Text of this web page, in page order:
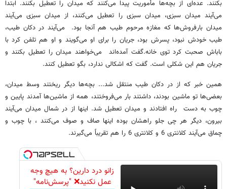
بکنند. عده‌ای از بچه‌‌ها مأموریت پیدا می‌کنند که میدان را تعطیل بکنند. ابتدا
می‌آیند میدان سبزی، میدان سبزی را تعطیل می‌کنند، از میدان سبزی می‌آیند
میدان بارفروش‌ها که مغازه مرحوم طیب هم آنجا بود. می‌آیند در دکان طیب،
طیب خودش نبود، پسرش بود، جریان را برای او می‌گویند و او هم تلفن کرد با
باباش صحبت کرد توی خانه.گفت آمده‌اند می‌خواهند میدان را تعطیل بکنند و
جریان هم این شکلی است. گفت که اشکالی ندارد، بگو تعطیل کنند.
همین خبر که از در دکان طیب منتقل شد... بچه‌ها دیگر ریختند وسط میدان،
بعضی‌ها تو ماشین بودند، داشتند بار می‌فروختند، همه از ماشین‌ها آمدند پایین و
چوب به دست راه افتادند و میدان تعطیل شد. اینها از در شمال میدان می‌آیند
بیرون، دیگر هر چی جلو راهشان بوده اینها صاف و صوف می‌کنند ، با چوب و
چماق می‌آیند کلانتری 6 و کلانتری 6 را هم تقریباً می‌گیرند.
زانو درد دارین؟ به هیچ وجه
عمل نکنید❌ "پرسش‌نامه"